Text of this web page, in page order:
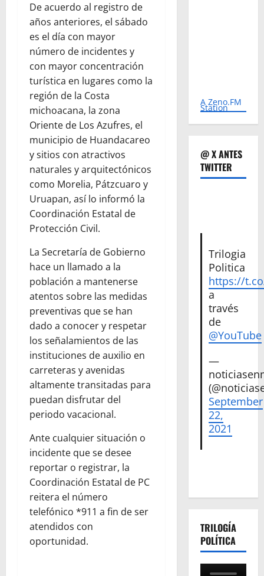
De acuerdo al registro de
años anteriores, el sábado
es el día con mayor
número de incidentes y
con mayor concentración
turística en lugares como la
región de la Costa
michoacana, la zona
Oriente de Los Azufres, el
municipio de Huandacareo
y sitios con atractivos
naturales y arquitectónicos
como Morelia, Pátzcuaro y
Uruapan, así lo informó la
Coordinación Estatal de
Protección Civil.
La Secretaría de Gobierno
hace un llamado a la
población a mantenerse
atentos sobre las medidas
preventivas que se han
dado a conocer y respetar
los señalamientos de las
instituciones de auxilio en
carreteras y avenidas
altamente transitadas para
puedan disfrutar del
periodo vacacional.
Ante cualquier situación o
incidente que se desee
reportar o registrar, la
Coordinación Estatal de PC
reitera el número
telefónico *911 a fin de ser
atendidos con
oportunidad.
A Zeno.FM
Station
@ X ANTES
TWITTER
Trilogia
Politica
https://
a
través
de
@YouTube
—
September
22,
2021
TRILOGÍA
POLÍTICA